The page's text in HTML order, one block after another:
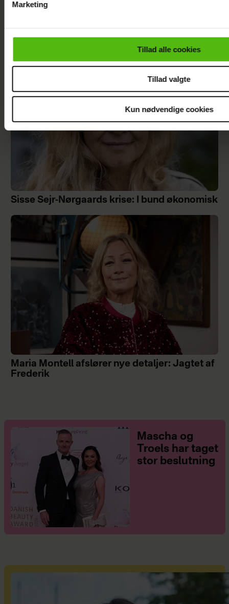
cookiepolitik.
Marketing
Tillad alle cookies
Tillad valgte
Kun nødvendige cookies
betyder noget helt særligt"
Sisse Sejr-Nørgaards krise: I bund økonomisk
Maria Montell afslører nye detaljer: Jagtet af
Frederik
Mascha og
Troels har taget
stor beslutning